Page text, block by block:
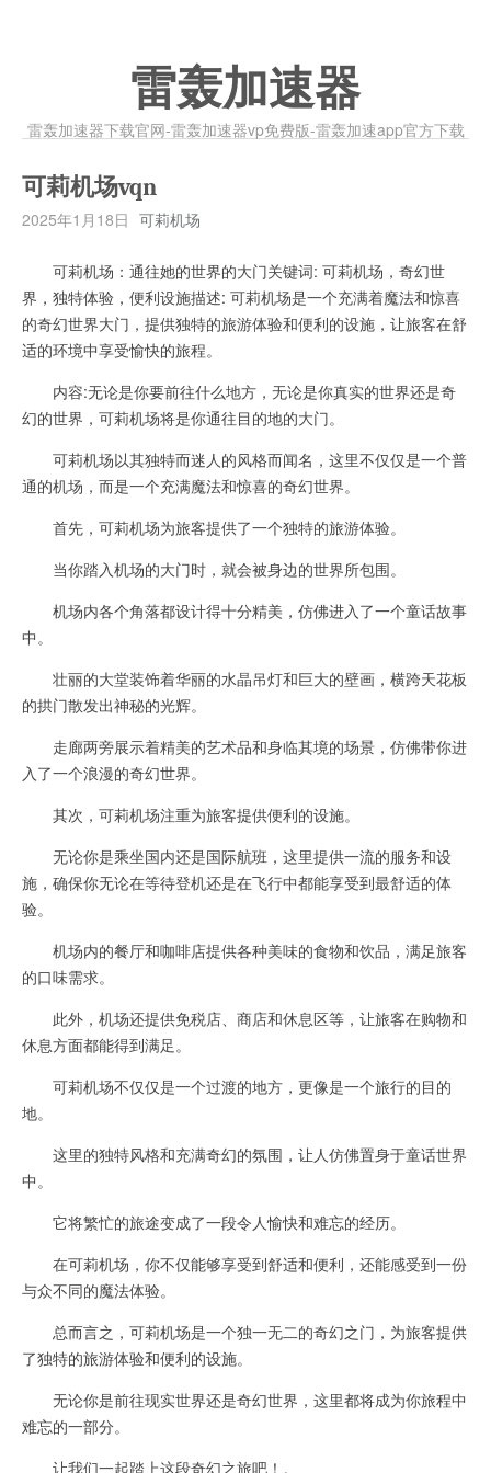
雷轰加速器
雷轰加速器下载官网-雷轰加速器vp免费版-雷轰加速app官方下载
可莉机场vqn
2025年1月18日 可莉机场
可莉机场：通往她的世界的大门关键词: 可莉机场，奇幻世
界，独特体验，便利设施描述: 可莉机场是一个充满着魔法和惊喜
的奇幻世界大门，提供独特的旅游体验和便利的设施，让旅客在舒
适的环境中享受愉快的旅程。
内容:无论是你要前往什么地方，无论是你真实的世界还是奇
幻的世界，可莉机场将是你通往目的地的大门。
可莉机场以其独特而迷人的风格而闻名，这里不仅仅是一个普
通的机场，而是一个充满魔法和惊喜的奇幻世界。
首先，可莉机场为旅客提供了一个独特的旅游体验。
当你踏入机场的大门时，就会被身边的世界所包围。
机场内各个角落都设计得十分精美，仿佛进入了一个童话故事
中。
壮丽的大堂装饰着华丽的水晶吊灯和巨大的壁画，横跨天花板
的拱门散发出神秘的光辉。
走廊两旁展示着精美的艺术品和身临其境的场景，仿佛带你进
入了一个浪漫的奇幻世界。
其次，可莉机场注重为旅客提供便利的设施。
无论你是乘坐国内还是国际航班，这里提供一流的服务和设
施，确保你无论在等待登机还是在飞行中都能享受到最舒适的体
验。
机场内的餐厅和咖啡店提供各种美味的食物和饮品，满足旅客
的口味需求。
此外，机场还提供免税店、商店和休息区等，让旅客在购物和
休息方面都能得到满足。
可莉机场不仅仅是一个过渡的地方，更像是一个旅行的目的
地。
这里的独特风格和充满奇幻的氛围，让人仿佛置身于童话世界
中。
它将繁忙的旅途变成了一段令人愉快和难忘的经历。
在可莉机场，你不仅能够享受到舒适和便利，还能感受到一份
与众不同的魔法体验。
总而言之，可莉机场是一个独一无二的奇幻之门，为旅客提供
了独特的旅游体验和便利的设施。
无论你是前往现实世界还是奇幻世界，这里都将成为你旅程中
难忘的一部分。
让我们一起踏上这段奇幻之旅吧！。